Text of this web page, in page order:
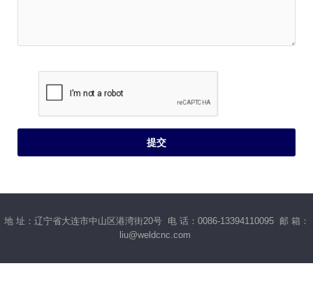
地 址：辽宁省大连市中山区港湾街20号 电 话：0086-13394110095 邮 箱：
liu@weldcnc.com